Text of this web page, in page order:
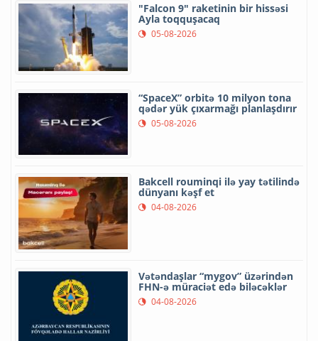
"Falcon 9" raketinin bir hissəsi
Ayla toqquşacaq
05-08-2026
“SpaceX” orbitə 10 milyon tona
qədər yük çıxarmağı planlaşdırır
05-08-2026
Bakcell rouminqi ilə yay tətilində
dünyanı kəşf et
04-08-2026
Vətəndaşlar “mygov” üzərindən
FHN-ə müraciət edə biləcəklər
04-08-2026